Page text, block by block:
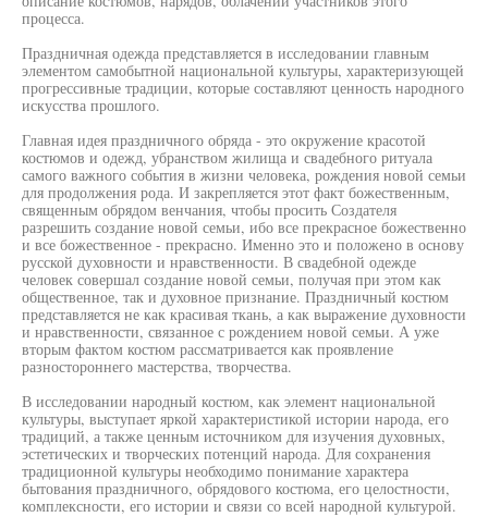
процесса.
Праздничная одежда представляется в исследовании главным
элементом самобытной национальной культуры, характеризующей
прогрессивные традиции, которые составляют ценность народного
искусства прошлого.
Главная идея праздничного обряда - это окружение красотой
костюмов и одежд, убранством жилища и свадебного ритуала
самого важного события в жизни человека, рождения новой семьи
для продолжения рода. И закрепляется этот факт божественным,
священным обрядом венчания, чтобы просить Создателя
разрешить создание новой семьи, ибо все прекрасное божественно
и все божественное - прекрасно. Именно это и положено в основу
русской духовности и нравственности. В свадебной одежде
человек совершал создание новой семьи, получая при этом как
общественное, так и духовное признание. Праздничный костюм
представляется не как красивая ткань, а как выражение духовности
и нравственности, связанное с рождением новой семьи. А уже
вторым фактом костюм рассматривается как проявление
разностороннего мастерства, творчества.
В исследовании народный костюм, как элемент национальной
культуры, выступает яркой характеристикой истории народа, его
традиций, а также ценным источником для изучения духовных,
эстетических и творческих потенций народа. Для сохранения
традиционной культуры необходимо понимание характера
бытования праздничного, обрядового костюма, его целостности,
комплексности, его истории и связи со всей народной культурой.